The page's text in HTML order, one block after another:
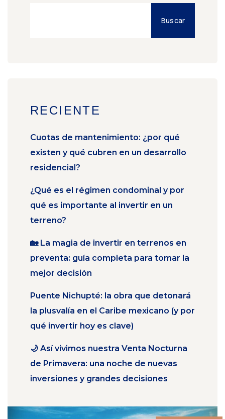
Buscar
RECIENTE
Cuotas de mantenimiento: ¿por qué
existen y qué cubren en un desarrollo
residencial?
¿Qué es el régimen condominal y por
qué es importante al invertir en un
terreno?
🏡 La magia de invertir en terrenos en
preventa: guía completa para tomar la
mejor decisión
Puente Nichupté: la obra que detonará
la plusvalía en el Caribe mexicano (y por
qué invertir hoy es clave)
🌙 Así vivimos nuestra Venta Nocturna
de Primavera: una noche de nuevas
inversiones y grandes decisiones